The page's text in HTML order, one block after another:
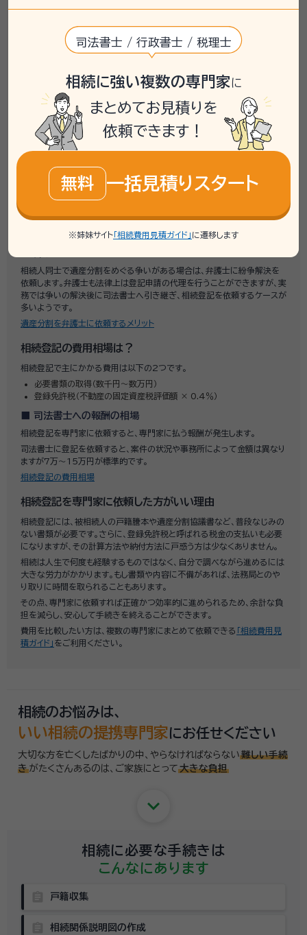
相続登記は専門家に頼むことができるか
相続登記（不動産の名義変更）は相続人自身で行うことができますが、状況
によって他の専門家に関わってもらうことができます。
司法書士には、相続登記のほか、遺産分割協議書や遺言の作成、簡易裁判
所での代理業務などを依頼できます。相続登記の申請を他人から依頼を受
けて代理できるのは、司法書士（または弁護士）に限られています。争いの
ない単純な相続登記や名義変更であれば、登記の専門家である司法書士
に依頼するのが安心です。
司法書士に依頼できる相続手続きとは？
戸籍謄本の収集や遺産分割協議書の作成など、相続登記に必要な一部の
書類作成や準備は行政書士に依頼できます。ただし、登記申請の代理は法
分で行えば、費用を抑えられるというメリットがあります。
行政書士に依頼できる相続手続きとは？
相続人同士で遺産分割をめぐる争いがある場合は、弁護士に紛争解決を
依頼します。弁護士も法律上は登記申請の代理を行うことができますが、実
務では争いの解決後に司法書士へ引き継ぎ、相続登記を依頼するケースが
多いようです。
遺産分割を弁護士に依頼するメリット
相続登記の費用相場は？
相続登記で主にかかる費用は以下の2つです。
必要書類の取得（数千円～数万円）
登録免許税（不動産の固定資産税評価額 × 0.4％）
司法書士への報酬の相場
相続登記を専門家に依頼すると、専門家に払う報酬が発生します。
司法書士に登記を依頼すると、案件の状況や事務所によって金額は異なり
ますが7万～15万円が標準的です。
相続登記の費用相場
相続登記を専門家に依頼した方がいい理由
相続登記には、被相続人の戸籍謄本や遺産分割協議書など、普段なじみの
ない書類が必要です。さらに、登録免許税と呼ばれる税金の支払いも必要
になりますが、その計算方法や納付方法に戸惑う方は少なくありません。
相続は人生で何度も経験するものではなく、自分で調べながら進めるには
大きな労力がかかります。もし書類や内容に不備があれば、法務局とのや
り取りに時間を取られることもあります。
その点、専門家に依頼すれば正確かつ効率的に進められるため、余計な負
担を減らし、安心して手続きを終えることができます。
費用を比較したい方は、複数の専門家にまとめて依頼できる 「相続費用見
積ガイド」 をご利用ください。
相続のお悩みは、
いい相続の提携専門家にお任せください
大切な方を亡くしたばかりの中、やらなければならない 難しい手続
き がたくさんあるのは、 ご家族にとって 大きな負担
keyboard_arrow_down
相続に必要な手続きは
こんなにあります
戸籍収集
相続関係説明図の作成
司法書士 / 行政書士 / 税理士
相続に強い複数の専門家に
まとめてお見積りを
依頼できます！
無料 一括見積りスタート
※姉妹サイト 「相続費用見積ガイド」 に遷移します